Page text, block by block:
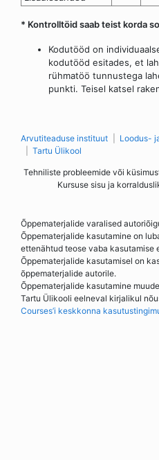
* Kontrolltöid saab teist korda
Kodutööd on
kodutööd esitades, et
rühmatöö tunnustega
punkti. Teisel katsel
Arvutiteaduse instituut
Loodus-
Tartu Ülikool
Tehniliste probleemide või
Kursuse sisu ja
Õppematerjalide varalised
Õppematerjalide kasutamine on
ettenähtud teose vaba kasutamise
Õppematerjalide kasutamisel on
õppematerjalide autorile.
Õppematerjalide kasutamine
Tartu Ülikooli eelneval kirjalikul
Courses’i keskkonna